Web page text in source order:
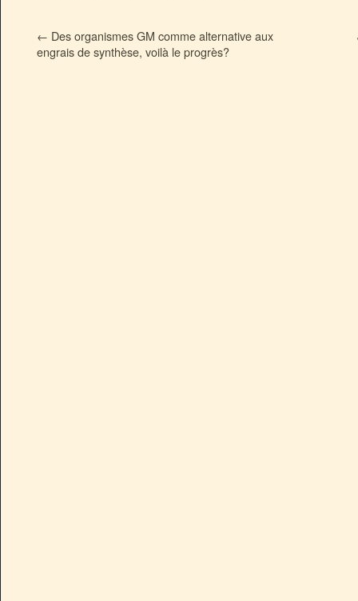
← Des organismes GM comme alternative aux
engrais de synthèse, voilà le progrès?